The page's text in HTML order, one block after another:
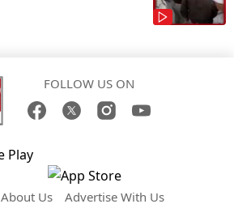
FOLLOW US ON
About Us Advertise With Us